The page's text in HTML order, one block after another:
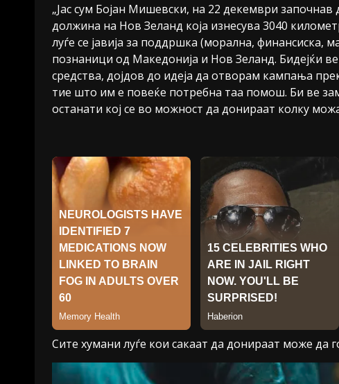
„Јас сум Бојан Мишевски, на 22 декември
должина на Нов Зеланд која изнесува 3040
луѓе се јавија за поддршка (морална, финансиска,
познаници од Македонија и Нов Зеланд. Бидејќи
средства, дојдов до идеја да отворам кампања
тие што им е повеќе потребна таа помош. Би ве
останати кој се во можност да донираат колку
Сите хумани луѓе кои сакаат да донираат може да